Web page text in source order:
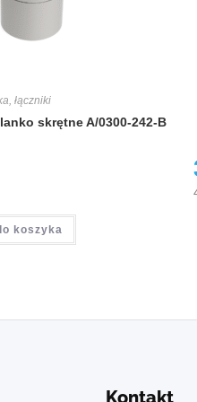
łączniki
skrętne A/0300-242-B
koszyka
Kontakt